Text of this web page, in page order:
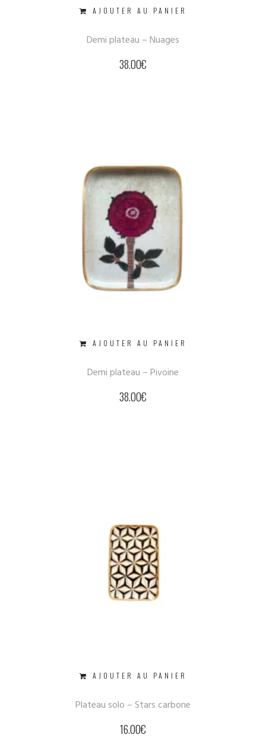
AJOUTER AU PANIER
Demi plateau – Nuages
38.00€
AJOUTER AU PANIER
Demi plateau – Pivoine
38.00€
AJOUTER AU PANIER
Plateau solo – Stars carbone
16.00€